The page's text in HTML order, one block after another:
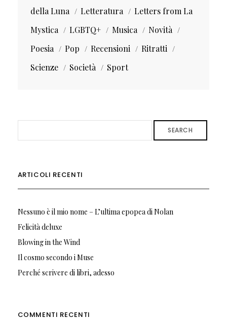
della Luna
Letteratura
Letters from La
Mystica
LGBTQ+ Musica
Novità
Poesia
Pop Recensioni
Ritratti
Scienze
Società Sport
SEARCH
ARTICOLI RECENTI
Nessuno è il mio nome – L’ultima epopea di Nolan
Felicità deluxe
Blowing in the Wind
Il cosmo secondo i Muse
Perché scrivere di libri, adesso
COMMENTI RECENTI